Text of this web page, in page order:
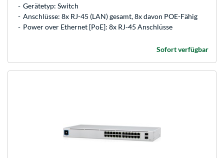
Gerätetyp: Switch
Anschlüsse: 8x RJ-45 (LAN) gesamt, 8x davon POE-Fähig
Power over Ethernet [PoE]: 8x RJ-45 Anschlüsse
Sofort verfügbar